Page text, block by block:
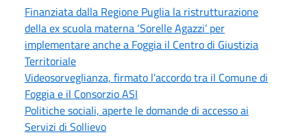
Finanziata dalla Regione Puglia la ristrutturazione
della ex scuola materna ‘Sorelle Agazzi’ per
implementare anche a Foggia il Centro di Giustizia
Territoriale
Videosorveglianza, firmato l’accordo tra il Comune di
Foggia e il Consorzio ASI
Politiche sociali, aperte le domande di accesso ai
Servizi di Sollievo